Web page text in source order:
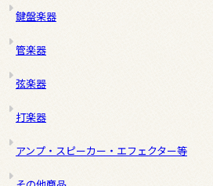
鍵盤楽器
管楽器
弦楽器
打楽器
アンプ・スピーカー・エフェクター等